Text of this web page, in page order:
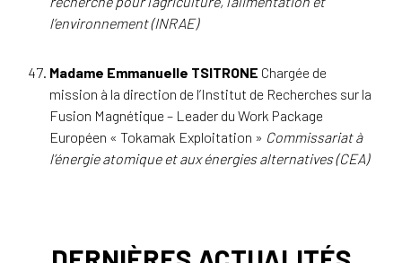
l’environnement (INRAE)
Madame Emmanuelle TSITRONE Chargée de
mission à la direction de l’Institut de Recherches sur la
Fusion Magnétique – Leader du Work Package
Européen « Tokamak Exploitation » Commissariat à
l’énergie atomique et aux énergies alternatives (CEA)